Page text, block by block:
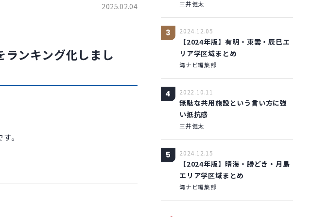
2025.02.04
ンキング化しまし
。
三井健太
3 2024.12.05
【2024年版】有明・東雲・辰巳エ
リア学区域まとめ
湾ナビ編集部
4 2022.10.11
無駄な共用施設という言い方に強
い抵抗感
三井健太
5 2024.12.15
【2024年版】晴海・勝どき・月島
エリア学区域まとめ
湾ナビ編集部